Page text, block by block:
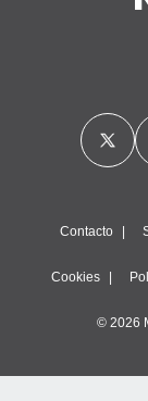
Contacto
Cookies
© 2026